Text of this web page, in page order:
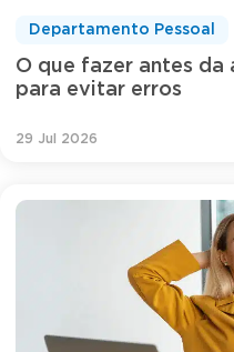
O que fazer antes da
para evitar erros
Departamento Pessoal
29 Jul 2026